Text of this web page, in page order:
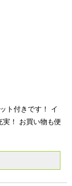
ト付きです！ イ
実！ お買い物も便